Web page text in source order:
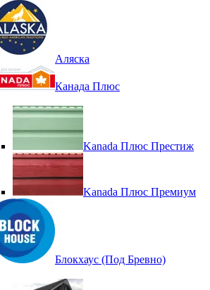
Аляска
Канада Плюс
Kanada Плюс Престиж
Kanada Плюс Премиум
Блокхаус (Под Бревно)